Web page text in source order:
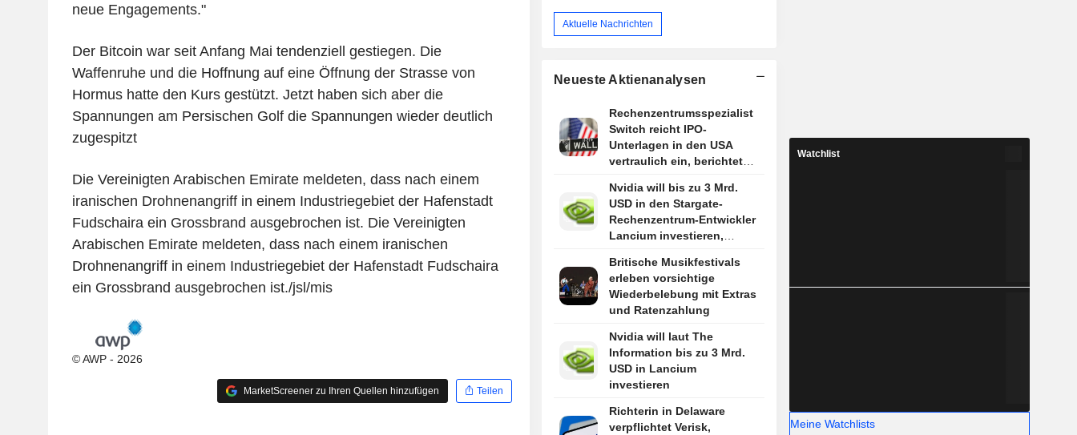
neue Engagements."
Der Bitcoin war seit Anfang Mai tendenziell gestiegen. Die
Waffenruhe und die Hoffnung auf eine Öffnung der Strasse von
Hormus hatte den Kurs gestützt. Jetzt haben sich aber die
Spannungen am Persischen Golf die Spannungen wieder deutlich
zugespitzt
Die Vereinigten Arabischen Emirate meldeten, dass nach einem
iranischen Drohnenangriff in einem Industriegebiet der Hafenstadt
Fudschaira ein Grossbrand ausgebrochen ist. Die Vereinigten
Arabischen Emirate meldeten, dass nach einem iranischen
Drohnenangriff in einem Industriegebiet der Hafenstadt Fudschaira
ein Grossbrand ausgebrochen ist./jsl/mis
© AWP - 2026
MarketScreener zu Ihren Quellen hinzufügen Teilen
Aktuelle Nachrichten
Neueste Aktienanalysen
Rechenzentrumsspezialist
Switch reicht IPO-
Unterlagen in den USA
vertraulich ein, berichtet
Nvidia will bis zu 3 Mrd.
USD in den Stargate-
Rechenzentrum-Entwickler
Lancium investieren,
Britische Musikfestivals
erleben vorsichtige
Wiederbelebung mit Extras
und Ratenzahlung
Nvidia will laut The
Information bis zu 3 Mrd.
USD in Lancium
investieren
Richterin in Delaware
verpflichtet Verisk,
Watchlist
Meine Watchlists